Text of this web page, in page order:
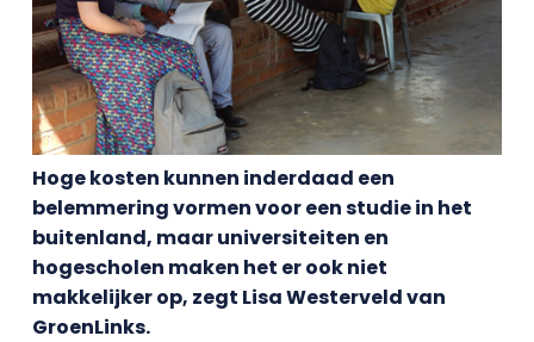
Hoge kosten kunnen inderdaad een
belemmering vormen voor een studie in het
buitenland, maar universiteiten en
hogescholen maken het er ook niet
makkelijker op, zegt Lisa Westerveld van
GroenLinks.